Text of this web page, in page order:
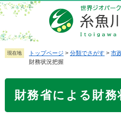
ペ
ー
ジ
の
先
メ
ニ
ュ
ー
を
本
現在地 トップページ > 分類でさがす > 市
財務状況把握
財務省による財務